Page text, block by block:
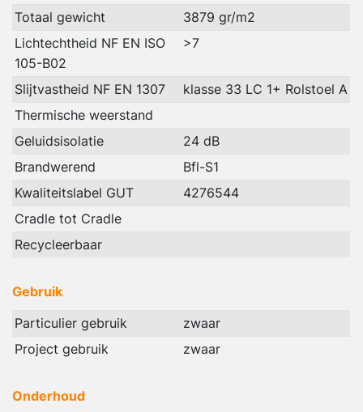
Totaal gewicht
3879 gr/m2
Lichtechtheid NF EN ISO
105-B02
>7
Slijtvastheid NF EN 1307
klasse 33 LC 1+ Rolstoel A
Thermische weerstand
Geluidsisolatie
24 dB
Brandwerend
Bfl-S1
Kwaliteitslabel GUT
4276544
Cradle tot Cradle
Recycleerbaar
Gebruik
Particulier gebruik
zwaar
Project gebruik
zwaar
Onderhoud